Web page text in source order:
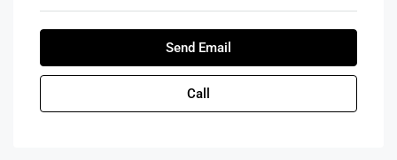
Send Email
Call